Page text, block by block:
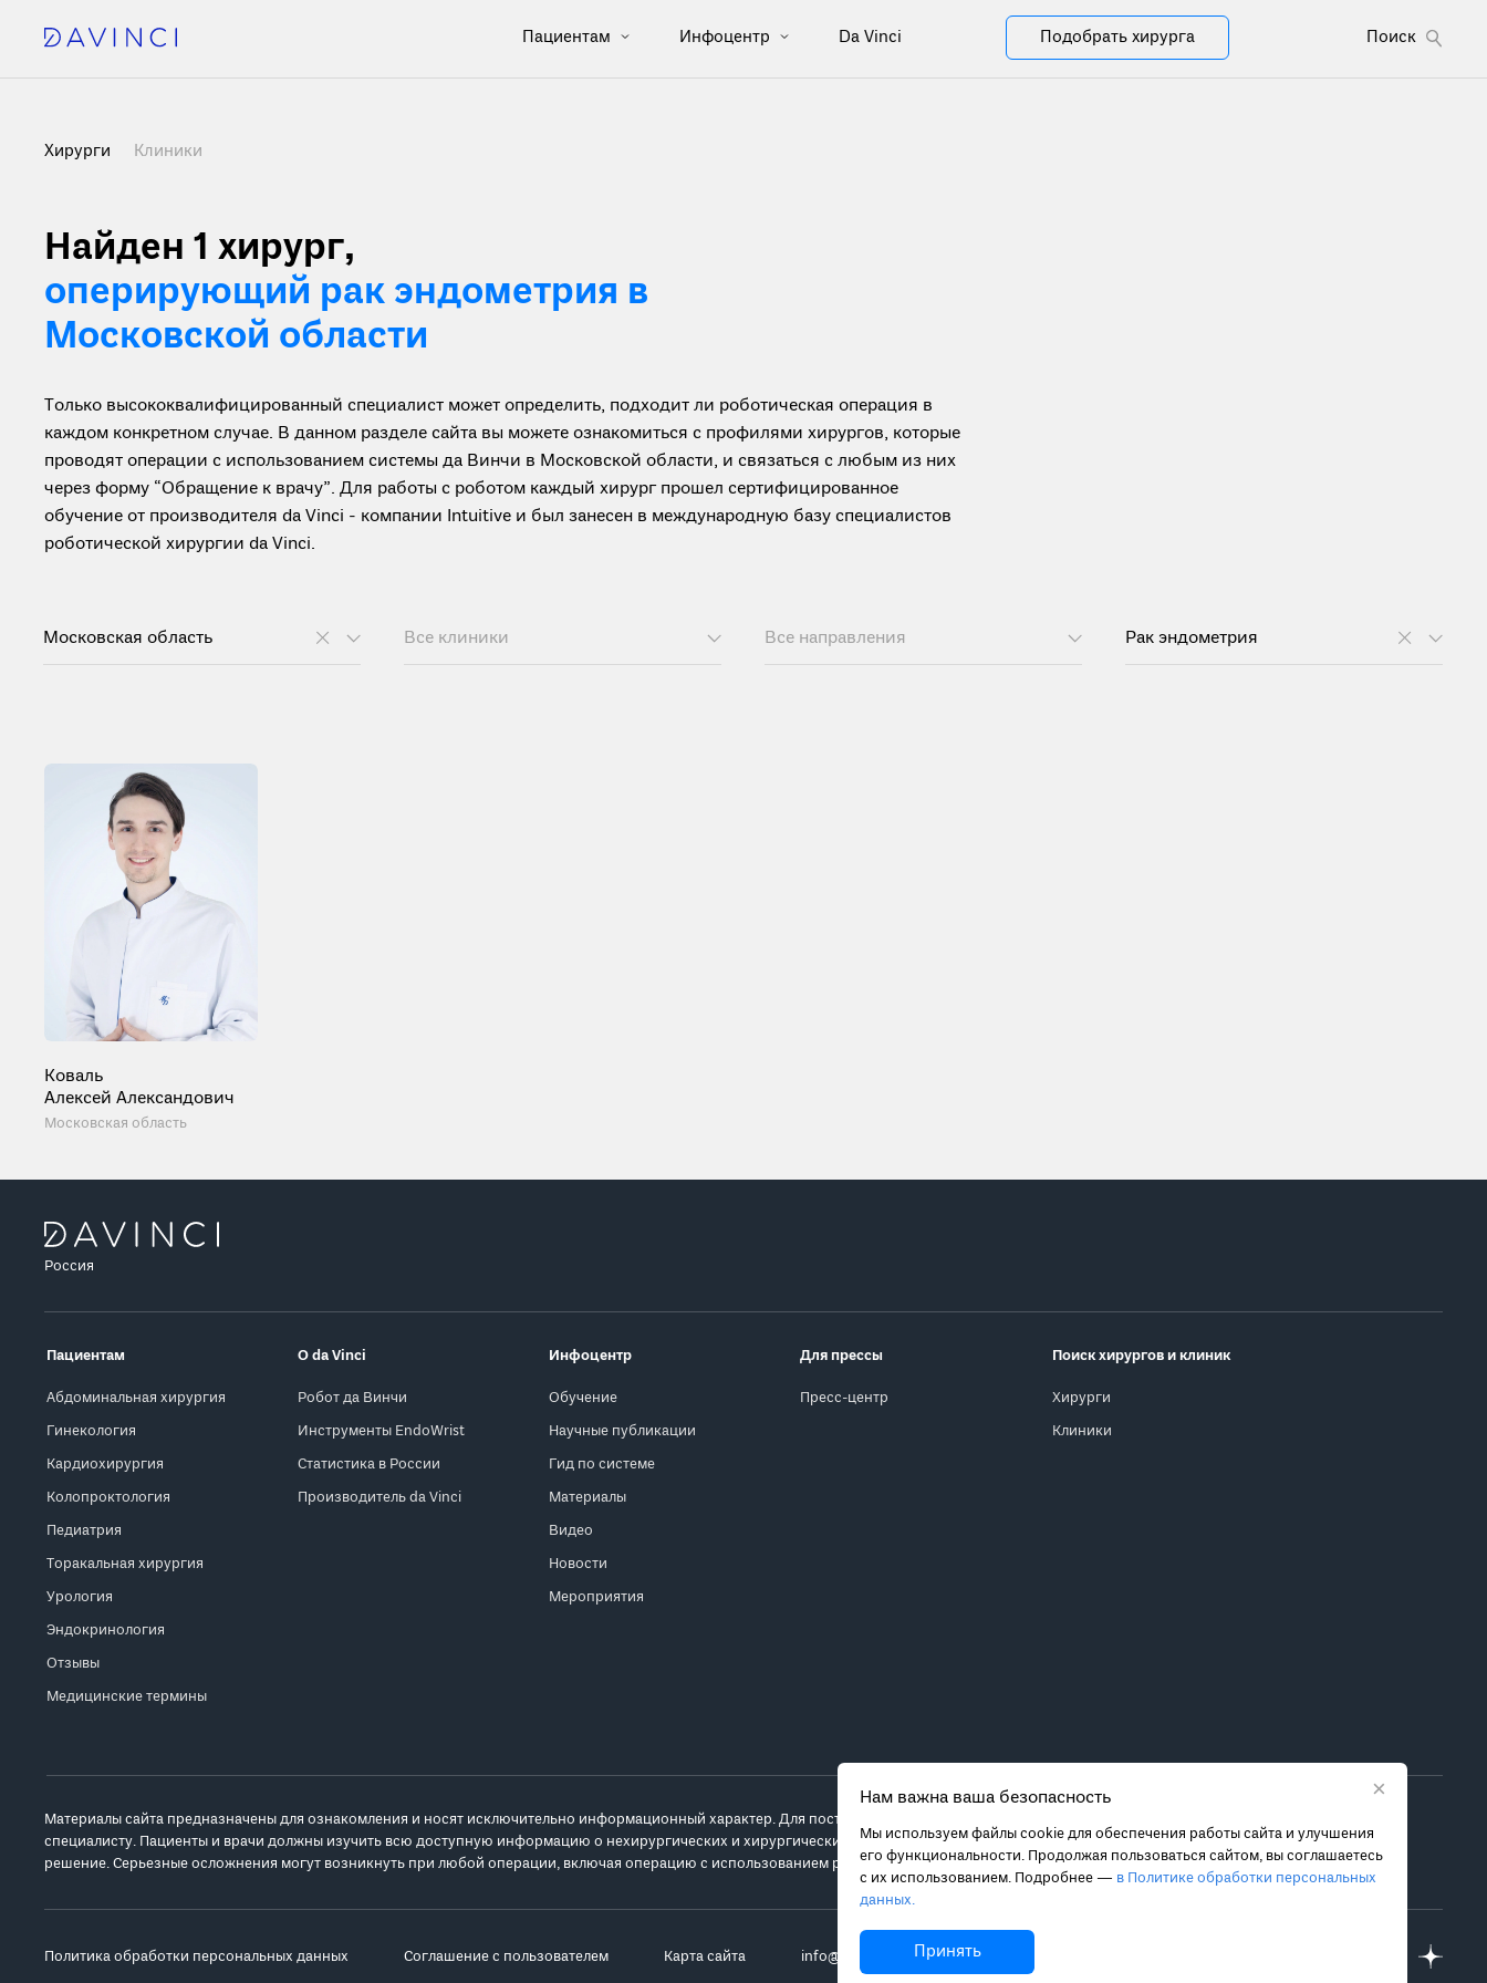
Пациентам Инфоцентр Da Vinci Подобрать хирурга Поиск
Хирурги Клиники
Найден 1 хирург,
оперирующий рак эндометрия в
Московской области
Только высококвалифицированный специалист может определить, подходит ли роботическая операция в
каждом конкретном случае. В данном разделе сайта вы можете ознакомиться с профилями хирургов, которые
проводят операции с использованием системы да Винчи в Московской области, и связаться с любым из них
через форму “Обращение к врачу”. Для работы с роботом каждый хирург прошел сертифицированное
обучение от производителя da Vinci - компании Intuitive и был занесен в международную базу специалистов
роботической хирургии da Vinci.
Московская область Все клиники Все направления Рак эндометрия
Коваль
Алексей Александович
Московская область
×
Нам важна ваша безопасность
Мы используем файлы cookie для обеспечения работы сайта и улучшения
его функциональности. Продолжая пользоваться сайтом, вы соглашаетесь
с их использованием. Подробнее — в Политике обработки персональных
данных.
Принять
Россия
Пациентам
Абдоминальная хирургия
Гинекология
Кардиохирургия
Колопроктология
Педиатрия
Торакальная хирургия
Урология
Эндокринология
Отзывы
Медицинские термины
О da Vinci
Робот да Винчи
Инструменты EndoWrist
Статистика в России
Производитель da Vinci
Инфоцентр
Обучение
Научные публикации
Гид по системе
Материалы
Видео
Новости
Мероприятия
Для прессы
Пресс-центр
Поиск хирургов и клиник
Хирурги
Клиники
Материалы сайта предназначены для ознакомления и носят исключительно информационный характер. Для постановки диагноза и выбора метода лечения обратитесь за консультацией к
специалисту. Пациенты и врачи должны изучить всю доступную информацию о нехирургических и хирургических вариантах лечения и связанных с ними рисках, чтобы принять обоснованное
решение. Серьезные осложнения могут возникнуть при любой операции, включая операцию с использованием робота da Vinci.
Политика обработки персональных данных Соглашение с пользователем Карта сайта info@robot-davinci.ru